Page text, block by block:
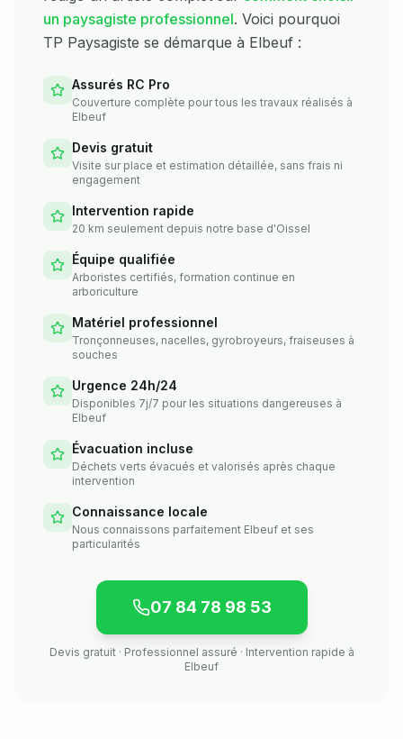
un paysagiste professionnel. Voici pourquoi
TP Paysagiste se démarque à Elbeuf :
Assurés RC Pro
Couverture complète pour tous les travaux réalisés à
Elbeuf
Devis gratuit
Visite sur place et estimation détaillée, sans frais ni
engagement
Intervention rapide
20 km seulement depuis notre base d'Oissel
Équipe qualifiée
Arboristes certifiés, formation continue en
arboriculture
Matériel professionnel
Tronçonneuses, nacelles, gyrobroyeurs, fraiseuses à
souches
Urgence 24h/24
Disponibles 7j/7 pour les situations dangereuses à
Elbeuf
Évacuation incluse
Déchets verts évacués et valorisés après chaque
intervention
Connaissance locale
Nous connaissons parfaitement Elbeuf et ses
particularités
07 84 78 98 53
Devis gratuit · Professionnel assuré · Intervention rapide à
Elbeuf